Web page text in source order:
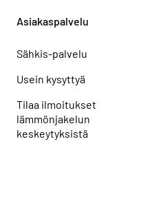
Asiakaspalvelu
Sähkis-palvelu
Usein kysyttyä
Tilaa ilmoitukset
lämmönjakelun
keskeytyksistä